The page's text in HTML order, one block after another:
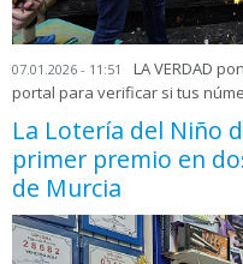
07.01.2026 - 11:51
LA VERDAD
portal para verificar si tus
La Lotería del Niño
primer premio en
de Murcia